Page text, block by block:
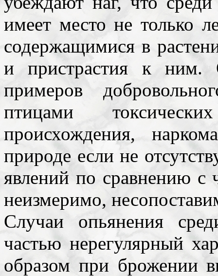
имеет место не только
содержащимися в
и пристрастия к ним.
примеров
птицами
происхождения,
природе если не
явлений по сравнению с
неизмеримо,
Случаи опьянения
частью нерегулярный
образом при брожении